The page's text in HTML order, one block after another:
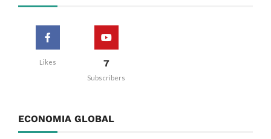
Likes 7
Subscribers
ECONOMIA GLOBAL